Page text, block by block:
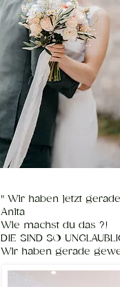
" Wir haben jetzt
Anita
Wie machst du das ?!
DIE SIND SO
Wir haben gerade